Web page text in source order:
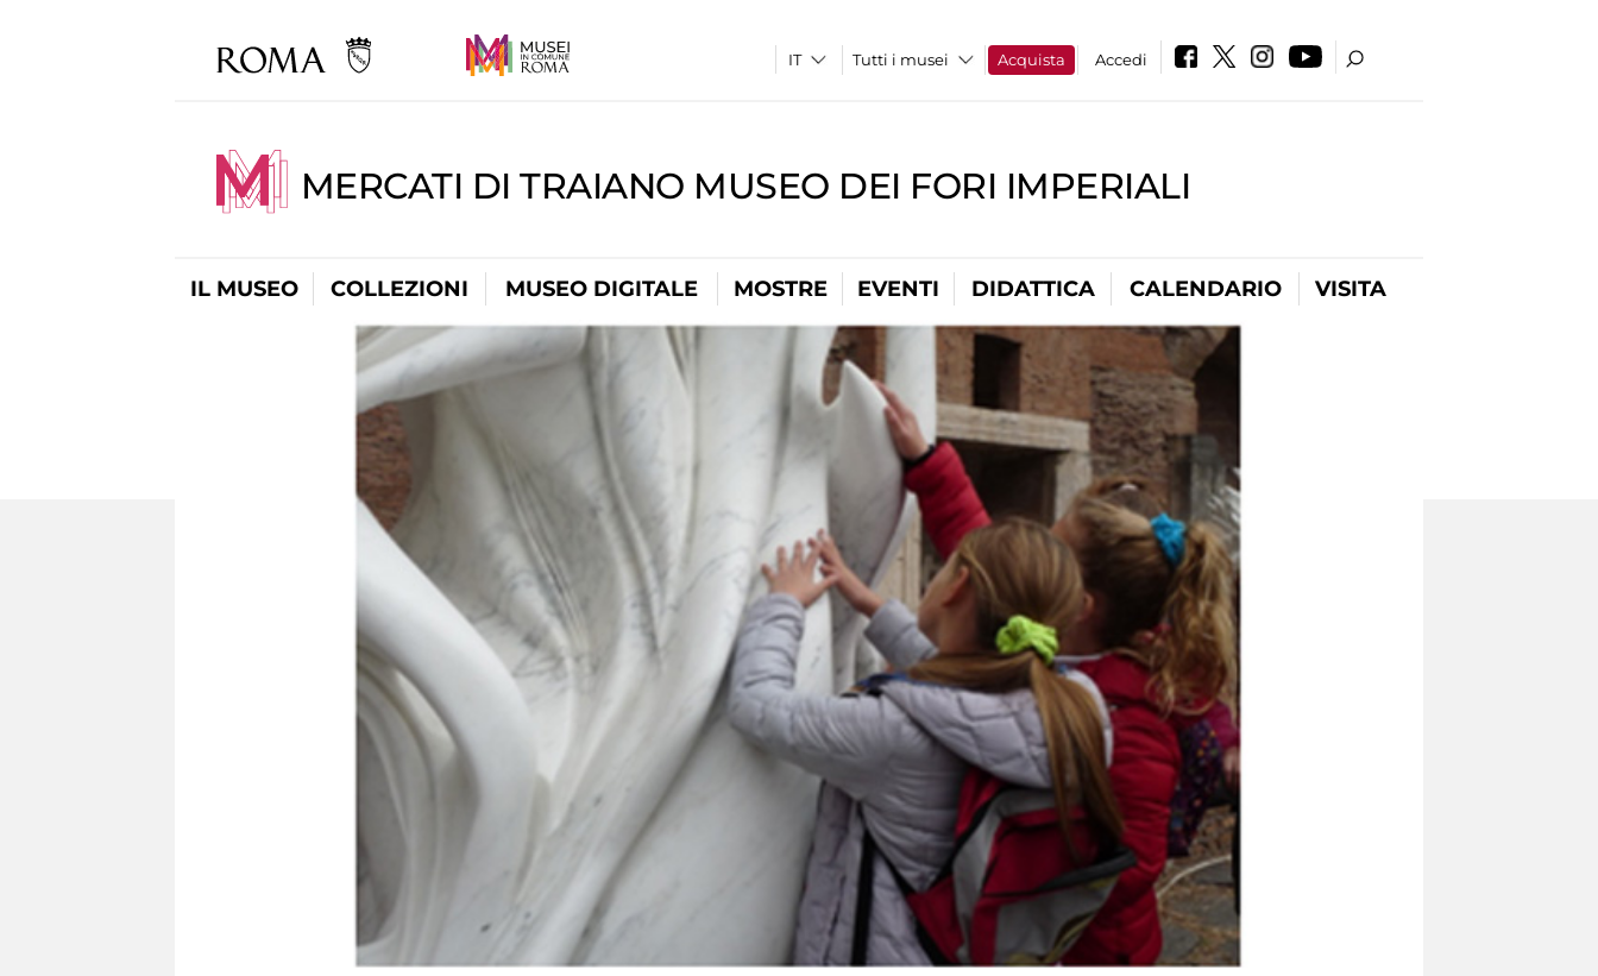
Tutti i musei Acquista Accedi
MERCATI DI TRAIANO MUSEO DEI FORI IMPERIALI
IL MUSEO COLLEZIONI MUSEO DIGITALE MOSTRE EVENTI DIDATTICA CALENDARIO VISITA